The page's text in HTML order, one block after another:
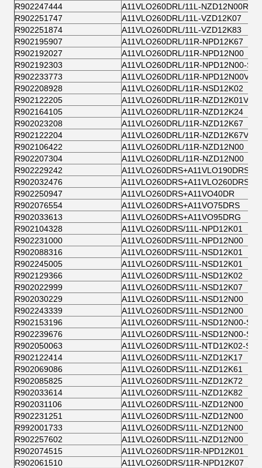
R902247444
A11VLO260DRL/11L-NZD12N00R
R902251747
A11VLO260DRL/11L-VZD12K07
R902251874
A11VLO260DRL/11L-VZD12K83
R902195907
A11VLO260DRL/11R-NPD12K67
R902192027
A11VLO260DRL/11R-NPD12N00
R902192303
A11VLO260DRL/11R-NPD12N00-S
R902233773
A11VLO260DRL/11R-NPD12N00V
R902208928
A11VLO260DRL/11R-NSD12K02
R902122205
A11VLO260DRL/11R-NZD12K01V
R902164105
A11VLO260DRL/11R-NZD12K24
R902023208
A11VLO260DRL/11R-NZD12K67
R902122204
A11VLO260DRL/11R-NZD12K67V
R902106422
A11VLO260DRL/11R-NZD12N00
R902207304
A11VLO260DRL/11R-NZD12N00
R902229242
R902032476
A11VLO260DRS+A11VLO260DRS
R902250947
A11VLO260DRS+A11VO40DR
R902076554
A11VLO260DRS+A11VO75DRS
R902033613
A11VLO260DRS+A11VO95DRG
R902104328
A11VLO260DRS/11L-NPD12K01
R902231000
A11VLO260DRS/11L-NPD12N00
R902088316
A11VLO260DRS/11L-NSD12K01
R902245005
A11VLO260DRS/11L-NSD12K01
R902129366
A11VLO260DRS/11L-NSD12K02
R902022999
A11VLO260DRS/11L-NSD12K07
R902030229
A11VLO260DRS/11L-NSD12N00
R902243339
A11VLO260DRS/11L-NSD12N00
R902153196
A11VLO260DRS/11L-NSD12N00-S
R902239676
A11VLO260DRS/11L-NSD12N00-S
R902050063
A11VLO260DRS/11L-NTD12K02-S
R902122414
A11VLO260DRS/11L-NZD12K17
R902069086
A11VLO260DRS/11L-NZD12K61
R902085825
A11VLO260DRS/11L-NZD12K72
R902033614
A11VLO260DRS/11L-NZD12K82
R902031106
A11VLO260DRS/11L-NZD12N00
R902231251
A11VLO260DRS/11L-NZD12N00
R992001733
A11VLO260DRS/11L-NZD12N00
R902257602
A11VLO260DRS/11L-NZD12N00
R902074515
A11VLO260DRS/11R-NPD12K01
R902061510
A11VLO260DRS/11R-NPD12K07